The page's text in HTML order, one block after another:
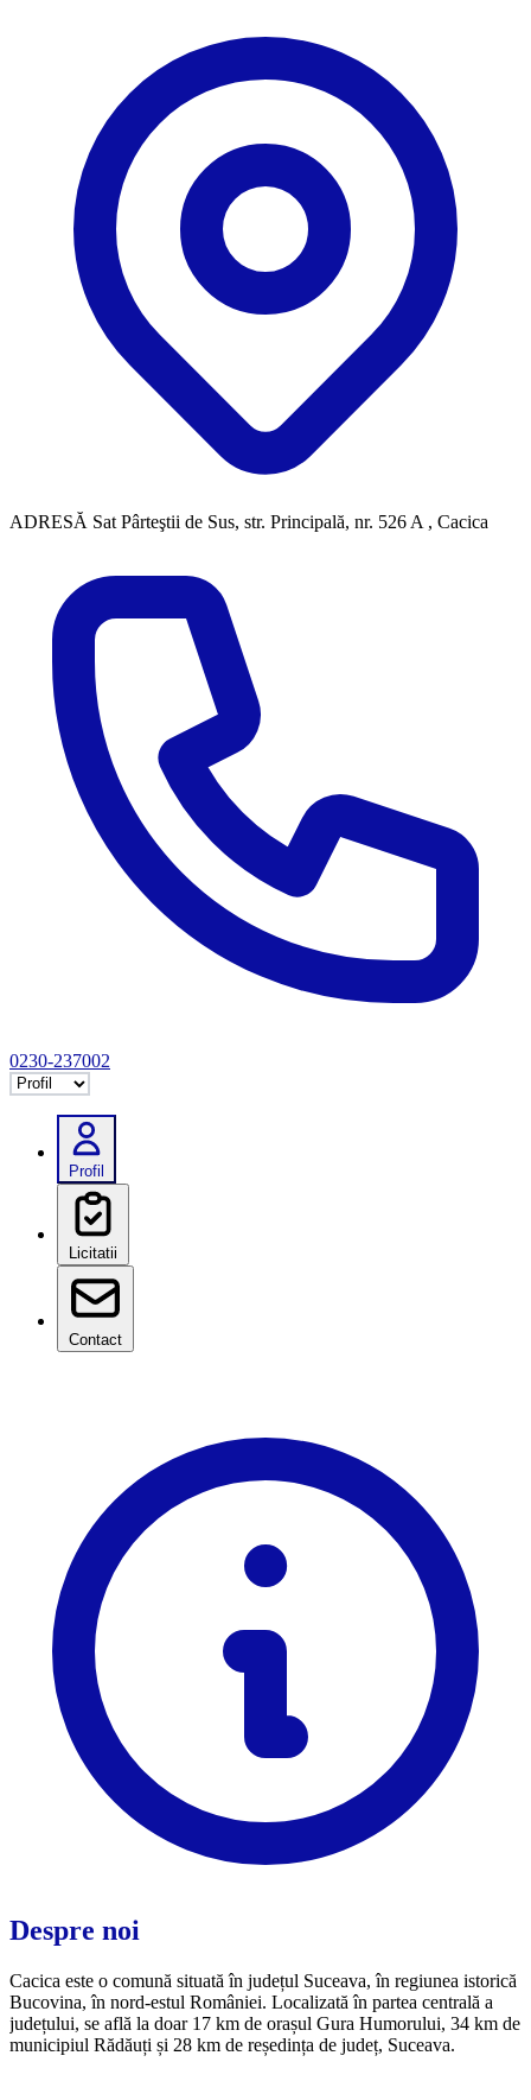
ADRESĂ Sat Pârteştii de Sus, str. Principală, nr. 526 A , Cacica
0230-237002
Selectează tab
Profil
Licitatii
Contact
Despre noi
Cacica este o comună situată în județul Suceava, în regiunea istorică
Bucovina, în nord-estul României. Localizată în partea centrală a
județului, se află la doar 17 km de orașul Gura Humorului, 34 km de
municipiul Rădăuți și 28 km de reședința de județ, Suceava.